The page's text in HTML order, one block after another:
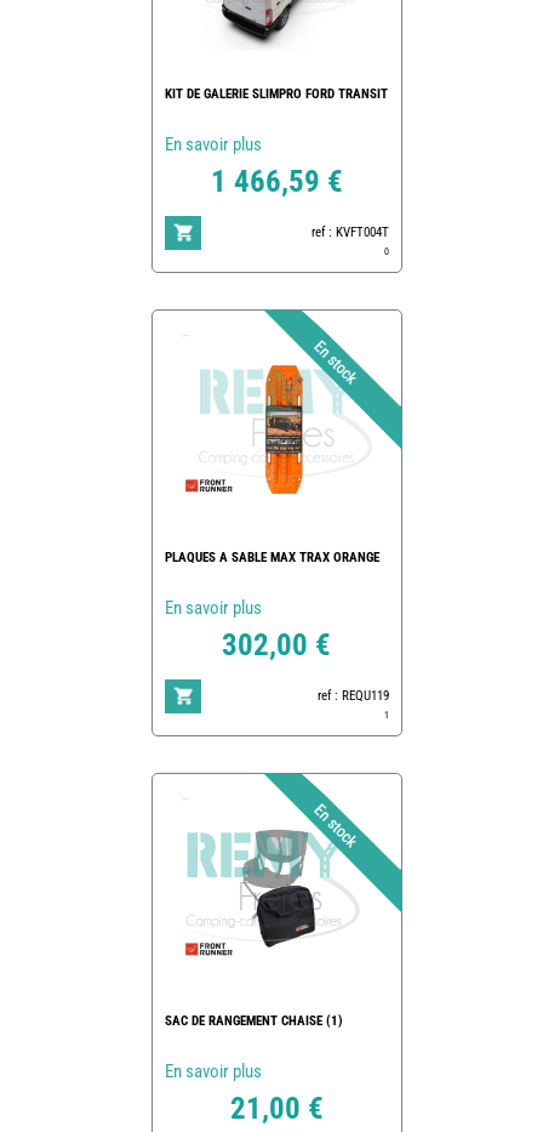
KIT DE GALERIE SLIMPRO FORD TRANSIT
En savoir plus
1 466,59 €
ref : KVFT004T
0
PLAQUES A SABLE MAX TRAX ORANGE
En savoir plus
302,00 €
ref : REQU119
1
SAC DE RANGEMENT CHAISE (1)
En savoir plus
21,00 €